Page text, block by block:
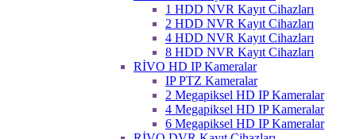
1 HDD NVR Kayıt Cihazları
2 HDD NVR Kayıt Cihazları
4 HDD NVR Kayıt Cihazları
8 HDD NVR Kayıt Cihazları
RİVO HD IP Kameralar
IP PTZ Kameralar
2 Megapiksel HD IP Kameralar
4 Megapiksel HD IP Kameralar
6 Megapiksel HD IP Kameralar